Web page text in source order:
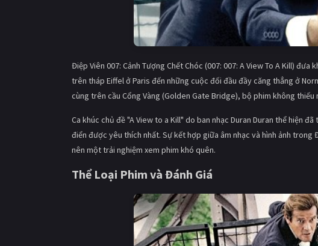
Điệp Viên 007: Cảnh Tượng Chết Chóc (007: 007: A View To A Kill)
trên tháp Eiffel ở Paris đến những cuộc đối đầu đầy căng thẳng ở
cùng trên cầu Cổng Vàng (Golden Gate Bridge), bộ phim không thiếu
Ca khúc chủ đề "A View to a Kill" do ban nhạc Duran Duran thể hiện
điển được yêu thích nhất. Sự kết hợp giữa âm nhạc và hình ảnh trong
nên một trải nghiệm xem phim khó quên.
Thể Loại Phim và Đánh Giá